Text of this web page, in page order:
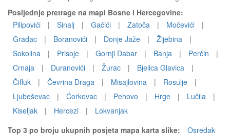
Posljednje pretrage na mapi Bosne i Hercegovine:
Pilipovići
| Sinalj | Gačići | Zatoča | Močevići
|
Gradac
| Boranovići | Donje Jaže | Žljebina
|
Sokolina
| Prisoje | Gornji Dabar | Banja | Perčin
|
Crnaja
| Duranovići | Žurac | Bjelica Glavica
|
Čifluk
| Čevrina Draga | Misajlovina | Rosulje
|
Ljubeševac
| Ćorkovac | Pehovo | Hrge | Lučila
|
Kiseljak
| Hercezi |
Lokvanjak
Top 3 po broju ukupnih posjeta mapa karta slike:
Osredak